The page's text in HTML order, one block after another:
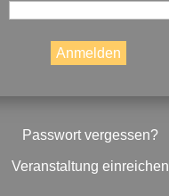
Passwort vergessen?
Veranstaltung einreichen